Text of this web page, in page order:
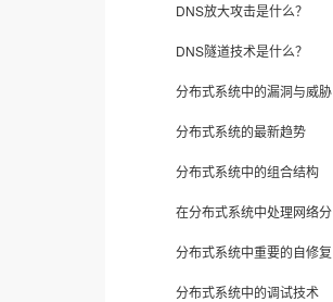
DNS放大攻击是什么？
DNS隧道技术是什么？
分布式系统中的漏洞与威胁
分布式系统的最新趋势
分布式系统中的组合结构
在分布式系统中处理网络分
分布式系统中重要的自修复
分布式系统中的调试技术